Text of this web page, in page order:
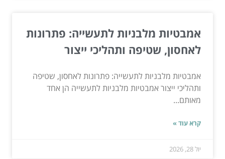
אמבטיות מלבניות לתעשייה: פתרונות
לאחסון, שטיפה ותהליכי ייצור
אמבטיות מלבניות לתעשייה: פתרונות לאחסון, שטיפה
ותהליכי ייצור אמבטיות מלבניות לתעשייה הן אחד
מאותם...
קרא עוד »
יול 28, 2026